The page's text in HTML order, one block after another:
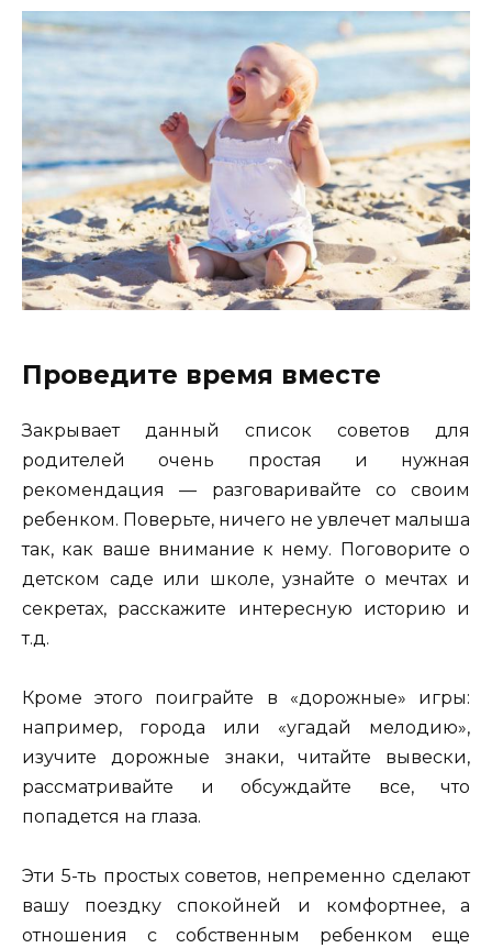
Проведите время вместе
Закрывает данный список советов для
родителей очень простая и нужная
рекомендация — разговаривайте со своим
ребенком. Поверьте, ничего не увлечет малыша
так, как ваше внимание к нему. Поговорите о
детском саде или школе, узнайте о мечтах и
секретах, расскажите интересную историю и
т.д.
Кроме этого поиграйте в «дорожные» игры:
например, города или «угадай мелодию»,
изучите дорожные знаки, читайте вывески,
рассматривайте и обсуждайте все, что
попадется на глаза.
Эти 5-ть простых советов, непременно сделают
вашу поездку спокойней и комфортнее, а
отношения с собственным ребенком еще